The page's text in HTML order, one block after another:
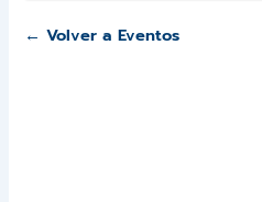
← Volver a Eventos